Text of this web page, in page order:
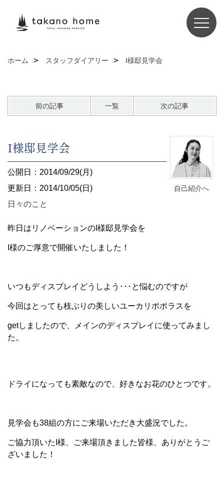
ホーム スタッフダイアリー I様邸見学会
前の記事 一覧 次の記事
自己紹介へ
I様邸見学会
公開日：2014/09/29(月)
更新日：2014/10/05(日)
日々のこと
昨日はリノベーションのI様邸見学会を
I様のご厚意で開催いたしました！
いつもディスプレイどうしよう･･･と悩むのですが
今回はとっても枝ぶりの美しいユーカリポポラスを
getしましたので、メインのディスプレイに使ってみまし
た。
ドライになっても素敵なので、好きなお花のひとつです。
見学会も38組の方にご来場いただき大盛況でした。
ご協力頂いたI様、ご来場頂きました皆様、ありがとうご
ざいました！